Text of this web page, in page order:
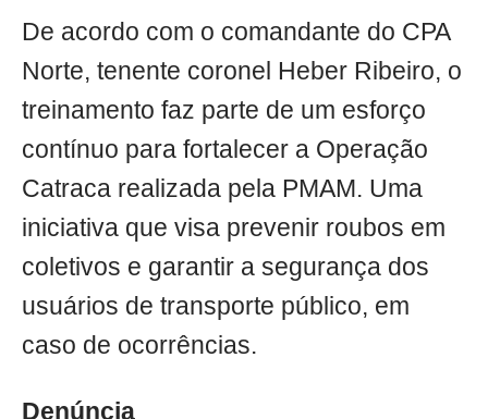
De acordo com o comandante do CPA
Norte, tenente coronel Heber Ribeiro, o
treinamento faz parte de um esforço
contínuo para fortalecer a Operação
Catraca realizada pela PMAM. Uma
iniciativa que visa prevenir roubos em
coletivos e garantir a segurança dos
usuários de transporte público, em
caso de ocorrências.
Denúncia